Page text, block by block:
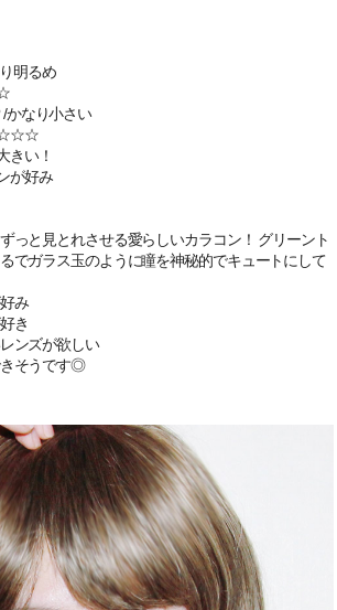
明るめ
かなり小さい
きい！
が好み
っと見とれさせる愛らしいカラコン！ グリーント
でガラス玉のように瞳を神秘的でキュートにして
み
き
ンズが欲しい
きそうです◎